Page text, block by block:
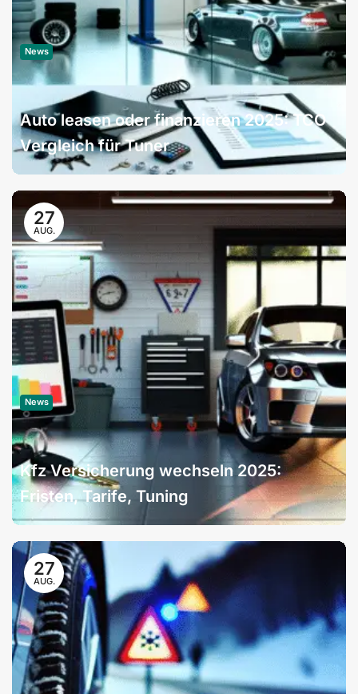
News
Auto leasen oder finanzieren 2025: TCO
Vergleich für Tuner
27
AUG.
News
Kfz Versicherung wechseln 2025:
Fristen, Tarife, Tuning
27
AUG.